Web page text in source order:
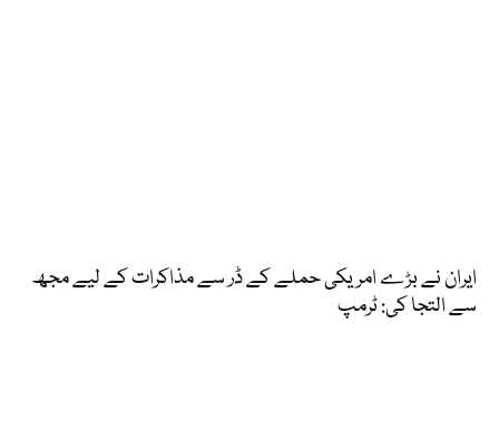
ایران نے بڑے امریکی حملے کے ڈر سے مذاکرات کے لیے مجھ
سے التجا کی: ٹرمپ